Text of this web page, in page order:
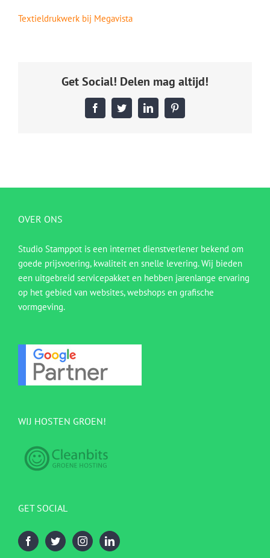
Textieldrukwerk bij Megavista
Get Social! Delen mag altijd!
FacebookTwitterLinkedIn
OVER ONS
Studio Stamppot is een internet dienstverlener bekend om
goede prijsvoering, kwaliteit en snelle levering. Wij bieden
een uitgebreid servicepakket en hebben jarenlange ervaring
op het gebied van websites, webshops en grafische
vormgeving.
WIJ HOSTEN GROEN!
GET SOCIAL